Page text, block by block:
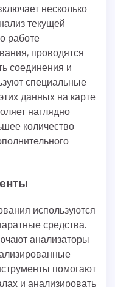
несколько
текущей
работе
проводятся
соединения и
специальные
данных на карте
наглядно
количество
используются
средства.
анализаторы
помогают
и анализировать